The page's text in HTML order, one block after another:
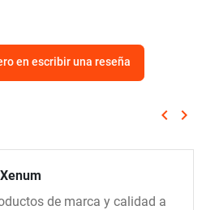
en escribir una reseña
keyboard_arrow_left keyboard_arrow_right
Xenum
de marca y calidad a